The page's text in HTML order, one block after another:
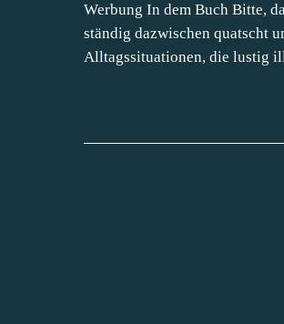
Werbung In dem Buch Bitte,
ständig dazwischen quatscht
Alltagssituationen, die lustig